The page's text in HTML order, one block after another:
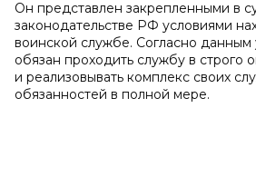
Он представлен закрепленными в
законодательстве РФ условиями
воинской службе. Согласно данным
обязан проходить службу в строго
и реализовывать комплекс своих
обязанностей в полной мере.